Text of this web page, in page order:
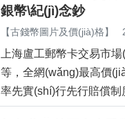
銀幣\紀(jì)念鈔
【古錢幣圖片及價(jià)格】
上海盧工郵幣卡交易市
等，全網(wǎng)最高價
率先實(shí)行先行賠償制度